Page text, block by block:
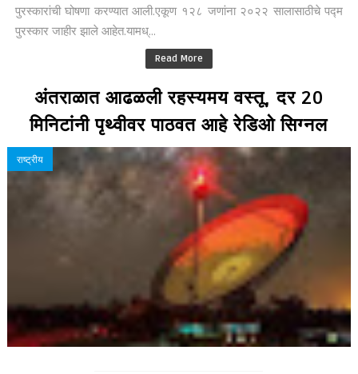
पुरस्कारांची घोषणा करण्यात आली.एकूण १२८ जणांना २०२२ सालासाठीचे पद्म
पुरस्कार जाहीर झाले आहेत.यामध्...
Read More
अंतराळात आढळली रहस्यमय वस्तू, दर 20
मिनिटांनी पृथ्वीवर पाठवत आहे रेडिओ सिग्नल
राष्ट्रीय